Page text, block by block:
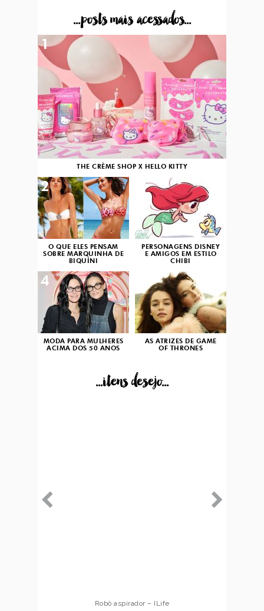
...posts mais acessados...
THE CRÈME SHOP X HELLO KITTY
1
O QUE ELES PENSAM
SOBRE MARQUINHA DE
BIQUÍNI
2
PERSONAGENS DISNEY
E AMIGOS EM ESTILO
CHIBI
3
MODA PARA MULHERES
ACIMA DOS 50 ANOS
4
AS ATRIZES DE GAME
OF THRONES
...itens desejo...
Robô aspirador – ILife